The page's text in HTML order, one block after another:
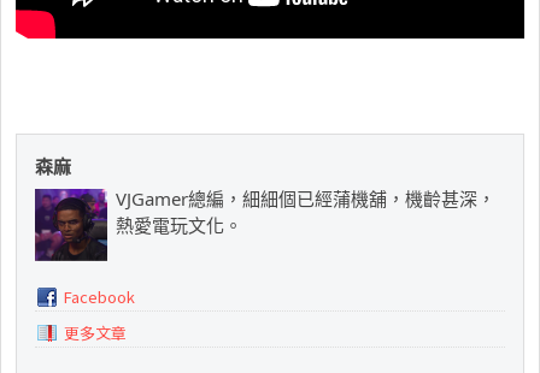
森麻
VJGamer總編，細細個已經蒲機舖，機齡甚深，
熱愛電玩文化。
Facebook
更多文章